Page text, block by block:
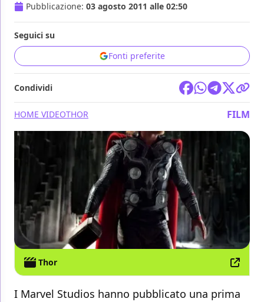
Pubblicazione: 03 agosto 2011 alle 02:50
Seguici su
Fonti preferite
Condividi
HOME VIDEOTHOR FILM
Thor
I Marvel Studios hanno pubblicato una prima